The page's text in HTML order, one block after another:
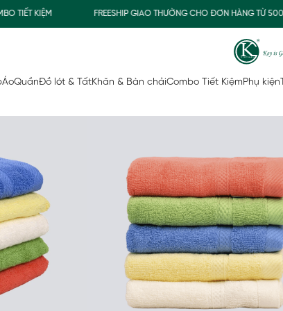
KIỆM FREESHIP GIAO THƯỜNG CHO ĐƠN HÀNG TỪ
ÁoQuầnĐồ lót & TấtKhăn & Bàn chảiCombo Tiết KiệmPhụ kiện